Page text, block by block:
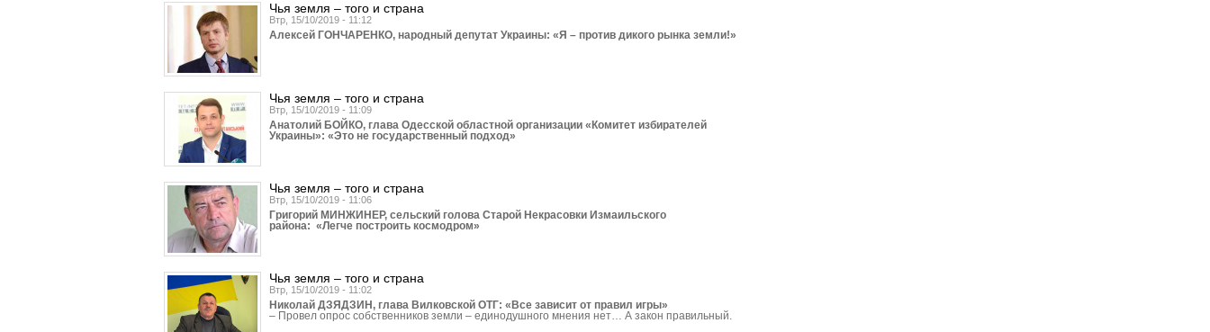
Чья земля – того и страна
Втр, 15/10/2019 - 11:12
Алексей ГОНЧАРЕНКО, народный депутат Украины: «Я – против дикого рынка земли!»
Чья земля – того и страна
Втр, 15/10/2019 - 11:09
Анатолий БОЙКО, глава Одесской областной организации «Комитет избирателей
Украины»: «Это не государственный подход»
Чья земля – того и страна
Втр, 15/10/2019 - 11:06
Григорий МИНЖИНЕР, сельский голова Старой Некрасовки Измаильского
района: «Легче построить космодром»
Чья земля – того и страна
Втр, 15/10/2019 - 11:02
Николай ДЗЯДЗИН, глава Вилковской ОТГ: «Все зависит от правил игры»
– Провел опрос собственников земли – единодушного мнения нет… А закон правильный.